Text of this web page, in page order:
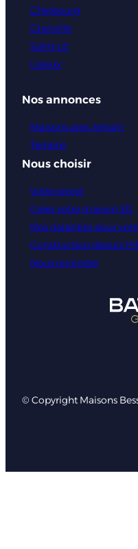
Cherbourg
Granville
Saint-Lô
Lisieux
Nos annonces
Maisons avec terrain
Terrains
Nous choisir
Votre projet
Créer votre maison 3D
Nos garanties pour
Constructeur depuis
Nous rejoindre
© Copyright Maisons